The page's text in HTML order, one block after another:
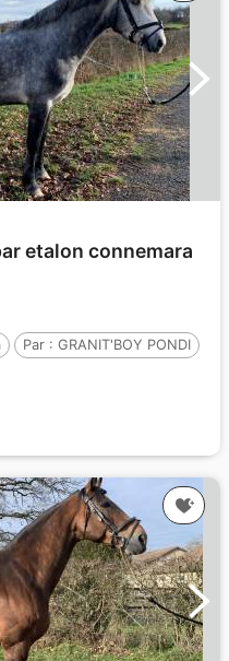
etalon connemara
Par : GRANIT'BOY PONDI